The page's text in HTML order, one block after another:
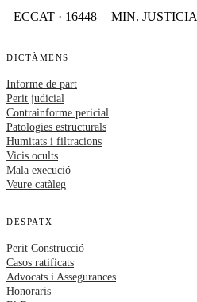
ECCAT · 16448 MIN. JUSTICIA
DICTÀMENS
Informe de part
Perit judicial
Contrainforme pericial
Patologies estructurals
Humitats i filtracions
Vicis ocults
Mala execució
Veure catàleg
DESPATX
Perit Construcció
Casos ratificats
Advocats i Assegurances
Honoraris